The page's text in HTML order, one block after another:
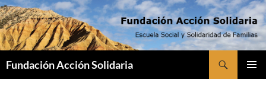
Saltar
al
contenido
Fundación Acción Solidaria